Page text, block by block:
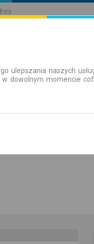
ulepszania naszych
dowolnym momencie